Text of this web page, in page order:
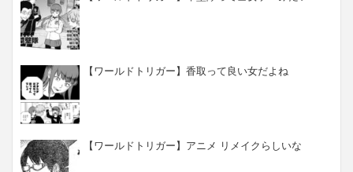
【ワールドトリガー】香取って良い女だよね
【ワールドトリガー】アニメ リメイクらしいな